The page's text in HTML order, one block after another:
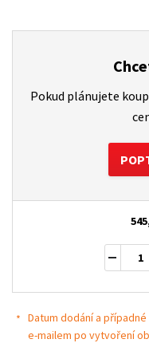
Pokud plánujete
Datum dodání a
e-mailem po vytvoření